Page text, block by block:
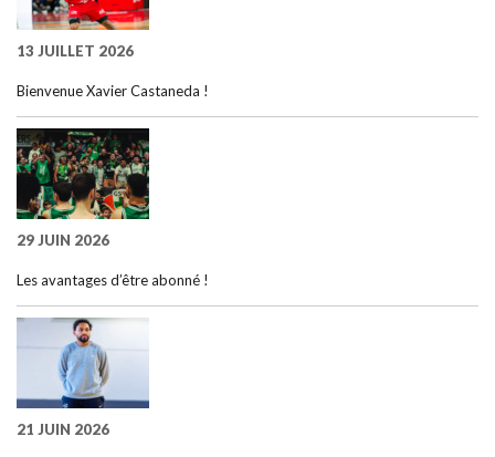
13 JUILLET 2026
Bienvenue Xavier Castaneda !
29 JUIN 2026
Les avantages d’être abonné !
21 JUIN 2026